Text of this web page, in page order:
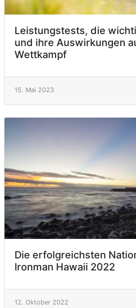
Leistungstests, die
und ihre Auswirkungen
Wettkampf
15. Mai 2023
Die erfolgreichsten
Ironman Hawaii 2022
12. Oktober 2022